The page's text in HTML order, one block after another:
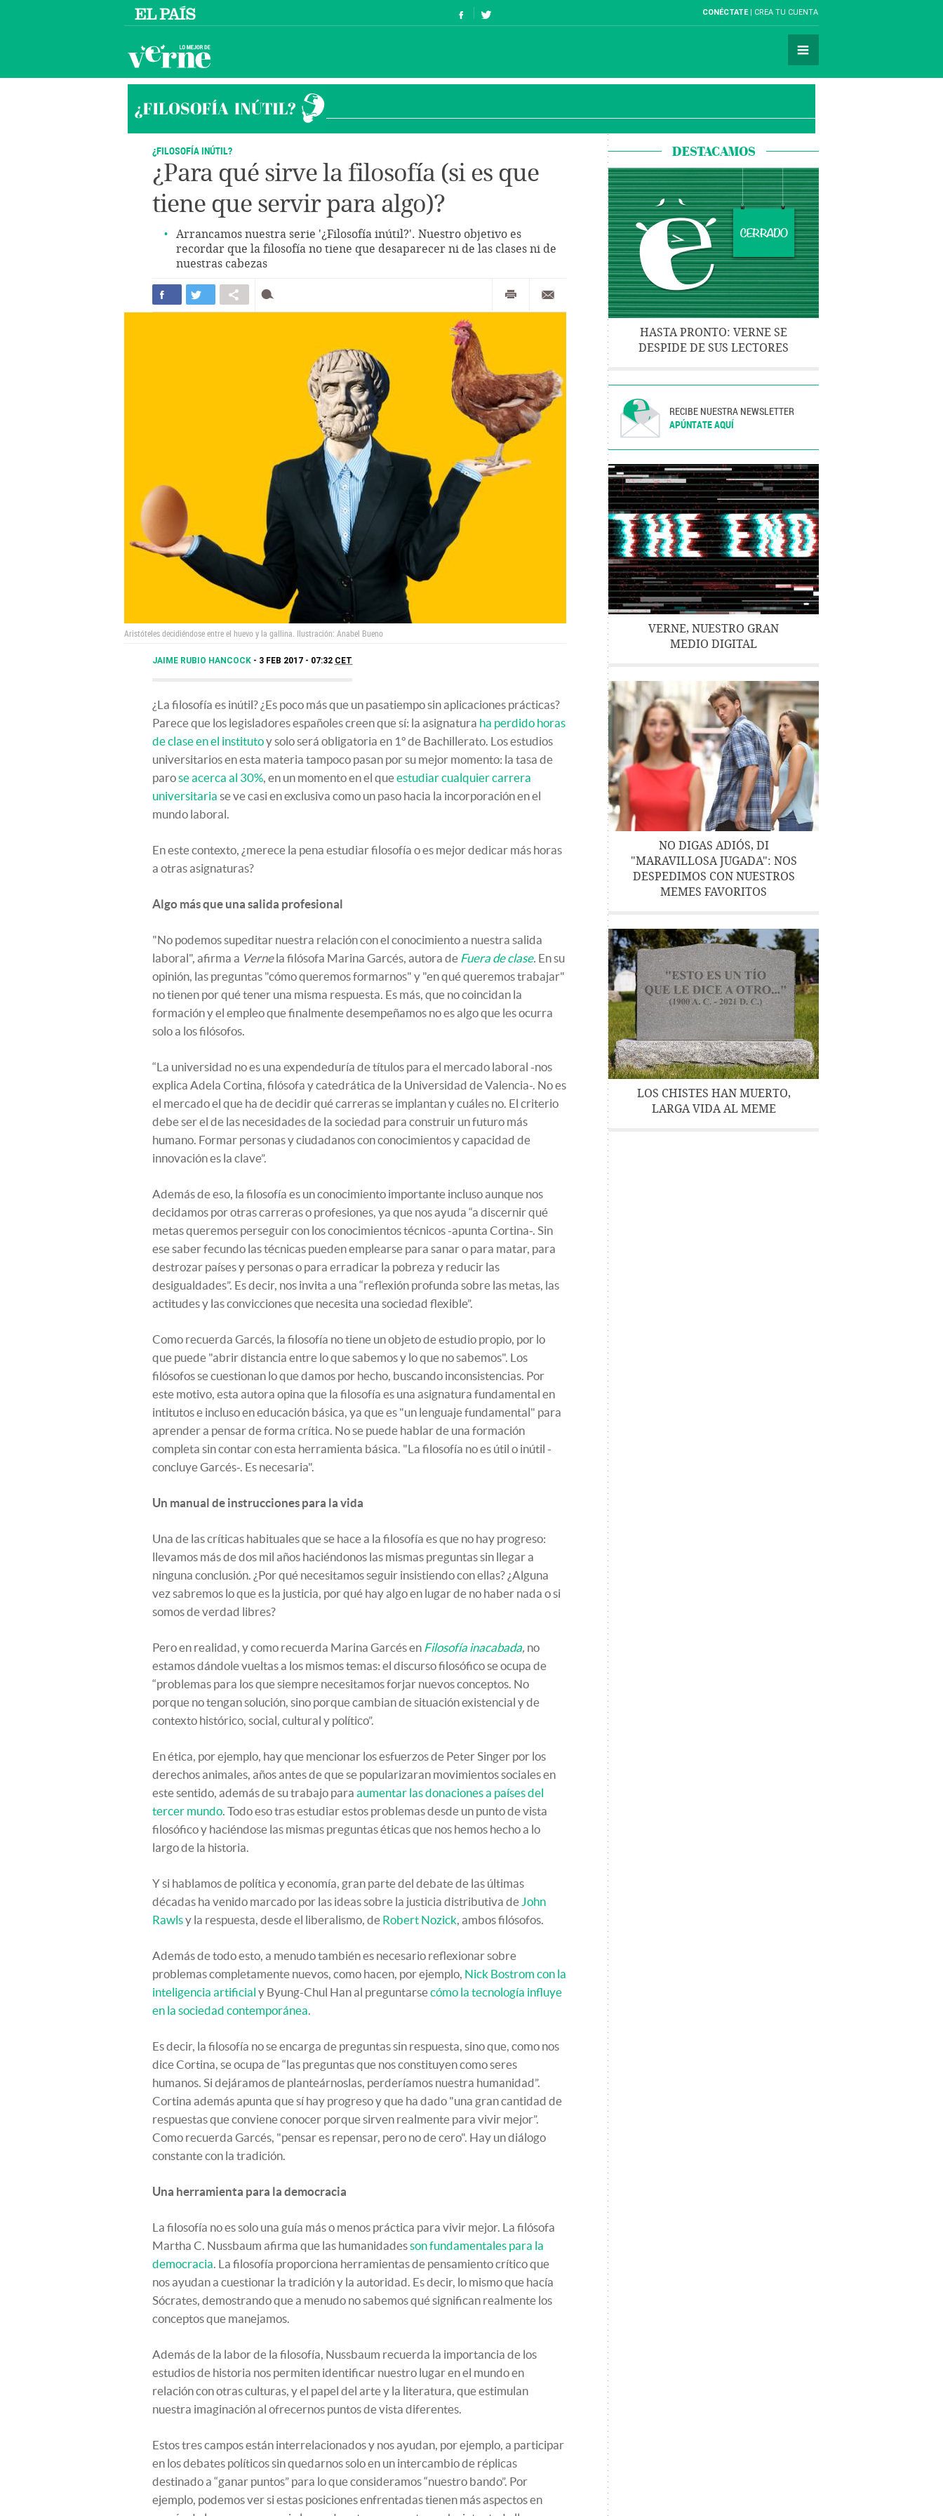
CONÉCTATE CREA TU CUENTA
¿FILOSOFÍA INÚTIL?
¿Para qué sirve la filosofía (si es que
tiene que servir para algo)?
Arrancamos nuestra serie '¿Filosofía inútil?'. Nuestro objetivo es
recordar que la filosofía no tiene que desaparecer ni de las clases ni de
nuestras cabezas
Aristóteles decidiéndose entre el huevo y la gallina. Ilustración: Anabel Bueno
JAIME RUBIO HANCOCK 3 FEB 2017 - 07:32 CET
¿La filosofía es inútil? ¿Es poco más que un pasatiempo sin aplicaciones prácticas?
Parece que los legisladores españoles creen que sí: la asignatura ha perdido horas
de clase en el institutoy solo será obligatoria en 1º de Bachillerato. Los estudios
universitarios en esta materia tampoco pasan por su mejor momento: la tasa de
parose acerca al 30%, en un momento en el queestudiar cualquier carrera
universitaria se ve casi en exclusiva como un paso hacia la incorporación en el
mundo laboral.
En este contexto, ¿merece la pena estudiar filosofía o es mejor dedicar más horas
a otras asignaturas?
Algo más que una salida profesional
"No podemos supeditar nuestra relación con el conocimiento a nuestra salida
laboral", afirma a Vernela filósofa Marina Garcés, autora de Fuera de clase. En su
opinión, las preguntas "cómo queremos formarnos" y "en qué queremos trabajar"
no tienen por qué tener una misma respuesta. Es más, que no coincidan la
formación y el empleo que finalmente desempeñamos no es algo que les ocurra
solo a los filósofos.
“La universidad no es una expendeduría de títulos para el mercado laboral -nos
explica Adela Cortina, filósofa y catedrática de la Universidad de Valencia-. No es
el mercado el que ha de decidir qué carreras se implantan y cuáles no. El criterio
debe ser el de las necesidades de la sociedad para construir un futuro más
humano. Formar personas y ciudadanos con conocimientos y capacidad de
innovación es la clave”.
Además de eso, la filosofía es un conocimiento importante incluso aunque nos
decidamos por otras carreras o profesiones, ya que nos ayuda “a discernir qué
metas queremos perseguir con los conocimientos técnicos -apunta Cortina-. Sin
ese saber fecundo las técnicas pueden emplearse para sanar o para matar, para
destrozar países y personas o para erradicar la pobreza y reducir las
desigualdades”. Es decir, nos invita a una “reflexión profunda sobre las metas, las
actitudes y las convicciones que necesita una sociedad flexible”.
Como recuerda Garcés, la filosofía no tiene un objeto de estudio propio, por lo
que puede "abrir distancia entre lo que sabemos y lo que no sabemos". Los
filósofos se cuestionan lo que damos por hecho, buscando inconsistencias. Por
este motivo, esta autora opina que la filosofía es una asignatura fundamental en
intitutos e incluso en educación básica, ya que es "un lenguaje fundamental" para
aprender a pensar de forma crítica. No se puede hablar de una formación
completa sin contar con esta herramienta básica. "La filosofía no es útil o inútil -
concluye Garcés-. Es necesaria".
Un manual de instrucciones para la vida
Una de las críticas habituales que se hace a la filosofía es que no hay progreso:
llevamos más de dos mil años haciéndonos las mismas preguntas sin llegar a
ninguna conclusión. ¿Por qué necesitamos seguir insistiendo con ellas? ¿Alguna
vez sabremos lo que es la justicia, por qué hay algo en lugar de no haber nada o si
somos de verdad libres?
Pero en realidad, y como recuerda Marina Garcés en Filosofía inacabada, no
estamos dándole vueltas a los mismos temas: el discurso filosófico se ocupa de
“problemas para los que siempre necesitamos forjar nuevos conceptos. No
porque no tengan solución, sino porque cambian de situación existencial y de
contexto histórico, social, cultural y político”.
En ética, por ejemplo, hay que mencionar los esfuerzos de Peter Singer por los
derechos animales, años antes de que se popularizaran movimientos sociales en
este sentido, además de su trabajo para aumentar las donaciones a países del
tercer mundo. Todo eso tras estudiar estos problemas desde un punto de vista
filosófico y haciéndose las mismas preguntas éticas que nos hemos hecho a lo
largo de la historia.
Y si hablamos de política y economía, gran parte del debate de las últimas
décadas ha venido marcado por las ideas sobre la justicia distributiva de John
Rawlsy la respuesta, desde el liberalismo, de Robert Nozick, ambos filósofos.
Además de todo esto, a menudo también es necesario reflexionar sobre
problemas completamente nuevos, como hacen, por ejemplo, Nick Bostrom con la
inteligencia artificial y Byung-Chul Han al preguntarsecómo la tecnología influye
en la sociedad contemporánea.
Es decir, la filosofía no se encarga de preguntas sin respuesta, sino que, como nos
dice Cortina, se ocupa de “las preguntas que nos constituyen como seres
humanos. Si dejáramos de planteárnoslas, perderíamos nuestra humanidad”.
Cortina además apunta que sí hay progreso y que ha dado "una gran cantidad de
respuestas que conviene conocer porque sirven realmente para vivir mejor”.
Como recuerda Garcés, "pensar es repensar, pero no de cero". Hay un diálogo
constante con la tradición.
Una herramienta para la democracia
La filosofía no es solo una guía más o menos práctica para vivir mejor. La filósofa
Martha C. Nussbaum afirma que las humanidadesson fundamentales para la
democracia. La filosofía proporciona herramientas de pensamiento crítico que
nos ayudan a cuestionar la tradición y la autoridad. Es decir, lo mismo que hacía
Sócrates, demostrando que a menudo no sabemos qué significan realmente los
conceptos que manejamos.
Además de la labor de la filosofía, Nussbaum recuerda la importancia de los
estudios de historia nos permiten identificar nuestro lugar en el mundo en
relación con otras culturas, y el papel del arte y la literatura, que estimulan
nuestra imaginación al ofrecernos puntos de vista diferentes.
Estos tres campos están interrelacionados y nos ayudan, por ejemplo, a participar
en los debates políticos sin quedarnos solo en un intercambio de réplicas
destinado a “ganar puntos” para lo que consideramos “nuestro bando”. Por
ejemplo, podemos ver si estas posiciones enfrentadas tienen más aspectos en
DESTACAMOS
HASTA PRONTO: VERNE SE
DESPIDE DE SUS LECTORES
RECIBE NUESTRA NEWSLETTER
APÚNTATE AQUÍ
VERNE, NUESTRO GRAN
MEDIO DIGITAL
NO DIGAS ADIÓS, DI
"MARAVILLOSA JUGADA": NOS
DESPEDIMOS CON NUESTROS
MEMES FAVORITOS
LOS CHISTES HAN MUERTO,
LARGA VIDA AL MEME